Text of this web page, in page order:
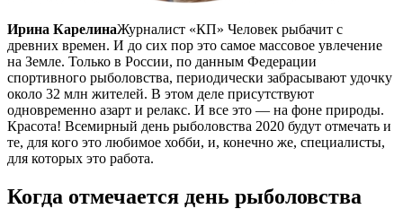
Ирина КарелинаЖурналист «КП» Человек рыбачит с
древних времен. И до сих пор это самое массовое увлечение
на Земле. Только в России, по данным Федерации
спортивного рыболовства, периодически забрасывают удочку
около 32 млн жителей. В этом деле присутствуют
одновременно азарт и релакс. И все это — на фоне природы.
Красота! Всемирный день рыболовства 2020 будут отмечать и
те, для кого это любимое хобби, и, конечно же, специалисты,
для которых это работа.
Когда отмечается день рыболовства